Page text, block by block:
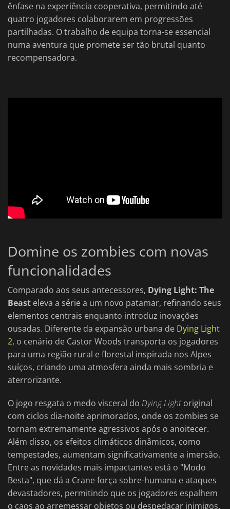
ênfase na experiência cooperativa, permitindo até
quatro jogadores colaborarem em progressões
partilhadas. O trabalho de equipa torna-se essencial
numa aventura que promete ser tão brutal quanto
recompensadora.
Domine os zombies com novas
funcionalidades
Comparado aos seus antecessores, Dying Light: The
Beast eleva a série a um novo patamar, refinando seus
elementos centrais enquanto introduz inovações
ousadas. Diferente da expansão urbana de Dying Light
2, o cenário de Castor Woods transporta os jogadores
para uma região rural e florestal inspirada nos Alpes
suíços, criando uma atmosfera ainda mais sombria e
aterrorizante.
O jogo resgata o medo visceral do Dying Lightoriginal
com ciclos dia-noite aprimorados, onde os zombies se
tornam extremamente agressivos após o anoitecer.
Além disso, os efeitos climáticos dinâmicos, como
tempestades, aumentam significativamente a imersão.
Entre as novidades mais impactantes está o "Modo
Besta", que dá a Crane força sobre-humana e ataques
devastadores, permitindo que os jogadores espalhem
o caos ao arremessar objetos ou despedaçar inimigos.